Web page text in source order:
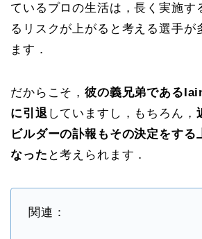
ているプロの生活は，長く実施す
るリスクが上がると考える選手が
ます．
だからこそ，彼の義兄弟である
に引退 していますし，もちろん，
ビルダーの訃報もその決定をする
なった と考えられます．
関連：